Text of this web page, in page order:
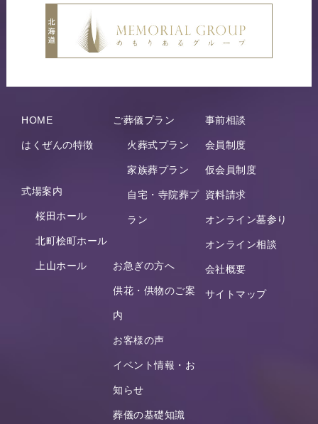
HOME
はくぜんの特徴
式場案内
桜田ホール
北町桧町ホール
上山ホール
ご葬儀プラン
火葬式プラン
家族葬プラン
自宅・寺院葬プ
ラン
お急ぎの方へ
供花・供物のご案
内
お客様の声
イベント情報・お
知らせ
葬儀の基礎知識
事前相談
会員制度
仮会員制度
資料請求
オンライン墓参り
オンライン相談
会社概要
サイトマップ